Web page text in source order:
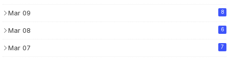
Mar 09 8
Mar 08 6
Mar 07 7